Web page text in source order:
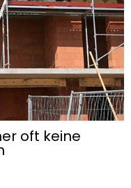
oft keine